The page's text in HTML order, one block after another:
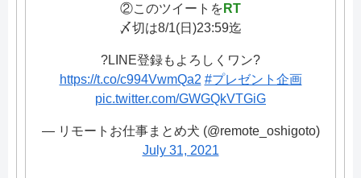
②このツイートを RT
〆切は8/1(日)23:59迄
?LINE登録もよろしくワン?
https://t.co/c994VwmQa2 #プレゼント企画
pic.twitter.com/GWGQkVTGiG
— リモートお仕事まとめ犬 (@remote_oshigoto)
July 31, 2021